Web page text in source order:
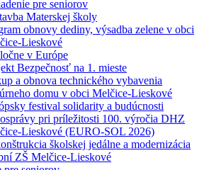
pre seniorov
Materskej školy
obnovy dediny, výsadba zelene v obci
Lieskové
v Európe
Bezpečnosť na 1. mieste
a obnova technického vybavenia
domu v obci Melčice-Lieskové
festival solidarity a budúcnosti
pri príležitosti 100. výročia DHZ
Lieskové (EURO-SOL 2026)
školskej jedálne a modernizácia
ZŠ Melčice-Lieskové